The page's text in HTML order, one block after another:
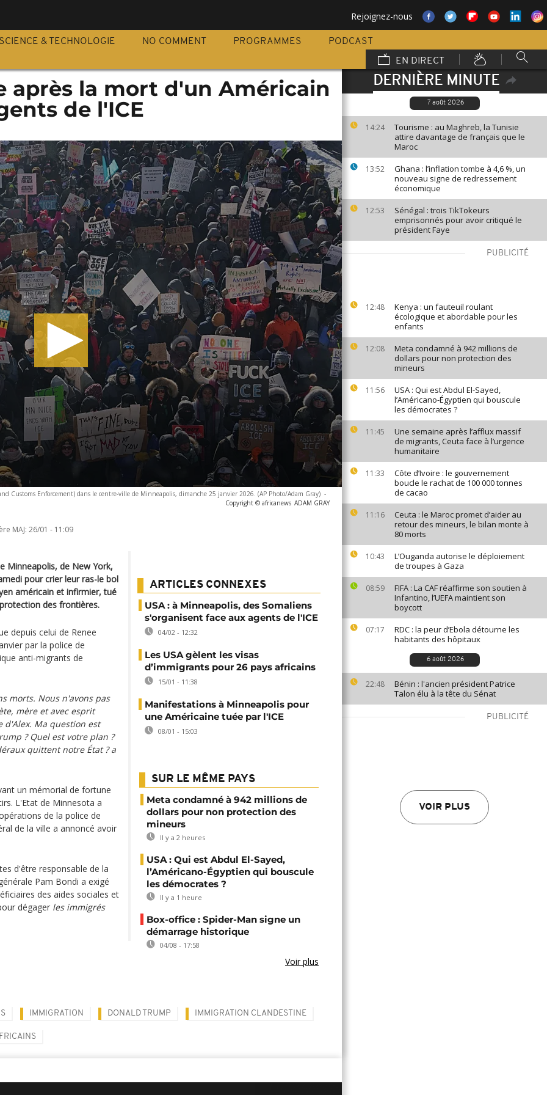
Rejoignez-nous
SCIENCE & TECHNOLOGIE NO COMMENT PROGRAMMES
PODCAST
EN DIRECT
DERNIÈRE MINUTE
7 août 2026
14:24
Tourisme : au Maghreb, la Tunisie
attire davantage de français que le
Maroc
13:52
Ghana : l’inflation tombe à 4,6 %, un
nouveau signe de redressement
économique
12:53
Sénégal : trois TikTokeurs
emprisonnés pour avoir critiqué le
président Faye
PUBLICITÉ
12:48
Kenya : un fauteuil roulant
écologique et abordable pour les
enfants
12:08
Meta condamné à 942 millions de
dollars pour non protection des
mineurs
11:56
USA : Qui est Abdul El-Sayed,
l’Américano-Égyptien qui bouscule
les démocrates ?
11:45
Une semaine après l’afflux massif
de migrants, Ceuta face à l’urgence
humanitaire
11:33
Côte d’Ivoire : le gouvernement
boucle le rachat de 100 000 tonnes
de cacao
11:16
Ceuta : le Maroc promet d’aider au
retour des mineurs, le bilan monte à
80 morts
10:43
L’Ouganda autorise le déploiement
de troupes à Gaza
08:59
FIFA : La CAF réaffirme son soutien à
Infantino, l’UEFA maintient son
boycott
07:17
RDC : la peur d’Ebola détourne les
habitants des hôpitaux
6 août 2026
22:48
Bénin : l'ancien président Patrice
Talon élu à la tête du Sénat
PUBLICITÉ
VOIR PLUS
après la mort d'un Américain
de l'ICE
Customs Enforcement) dans le centre-ville de Minneapolis, dimanche 25 janvier 2026. (AP Photo/Adam Gray) -
Copyright © africanews ADAM GRAY
MAJ: 26/01 - 11:09
Minneapolis, de New York,
pour crier leur ras-le bol
américain et infirmier, tué
des frontières.
depuis celui de Renee
par la police de
anti-migrants de
morts. Nous n'avons pas
mère et avec esprit
Ma question est
? Quel est votre plan ?
quittent notre État ? a
un mémorial de fortune
L'Etat de Minnesota a
de la police de
de la ville a annoncé avoir
d'être responsable de la
Pam Bondi a exigé
des aides sociales et
dégager les immigrés
ARTICLES CONNEXES
USA : à Minneapolis, des Somaliens
s'organisent face aux agents de l'ICE
04/02 - 12:32
Les USA gèlent les visas
d’immigrants pour 26 pays africains
15/01 - 11:38
Manifestations à Minneapolis pour
une Américaine tuée par l'ICE
08/01 - 15:03
SUR LE MÊME PAYS
Meta condamné à 942 millions de
dollars pour non protection des
mineurs
Il y a 2 heures
USA : Qui est Abdul El-Sayed,
l’Américano-Égyptien qui bouscule
les démocrates ?
Il y a 1 heure
Box-office : Spider-Man signe un
démarrage historique
04/08 - 17:58
Voir plus
IMMIGRATION DONALD TRUMP IMMIGRATION CLANDESTINE